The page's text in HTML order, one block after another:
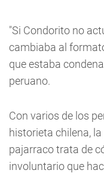
"Si Condorito no
cambiaba al
que estaba
peruano.
Con varios de los
historieta chilena,
pajarraco trata de
involuntario que